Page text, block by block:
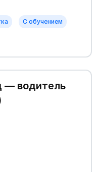
С обучением
— водитель